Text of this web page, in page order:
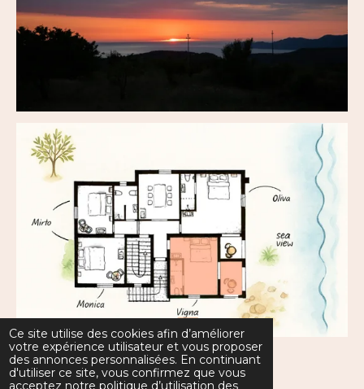
Ce site utilise des cookies afin d’améliorer
votre expérience utilisateur et vous proposer
des annonces personnalisées. En continuant
d'utiliser ce site, vous confirmez que vous
acceptez notre politique d’utilisation des